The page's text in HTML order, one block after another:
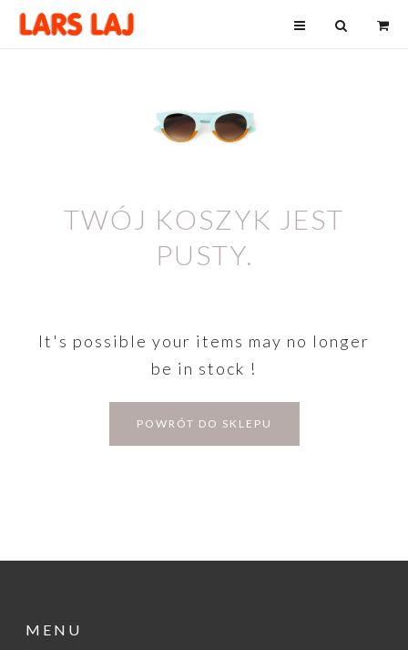
TWÓJ KOSZYK JEST
PUSTY.
It's possible your items may no longer
be in stock !
POWRÓT DO SKLEPU
MENU